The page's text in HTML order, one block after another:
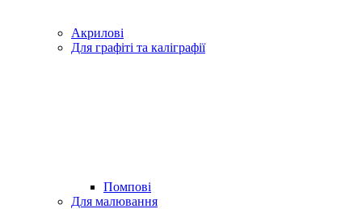
Акрилові
Для графіті та каліграфії
Помпові
Для малювання